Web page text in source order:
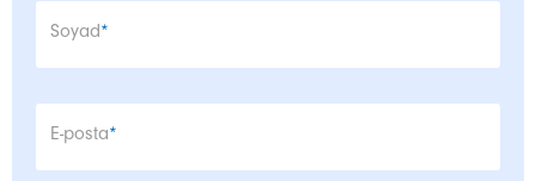
Zorunlu alan
Soyad*
Zorunlu alan
E-posta*